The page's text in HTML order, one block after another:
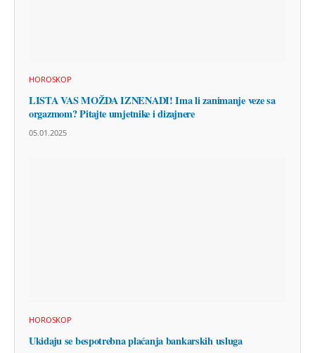
HOROSKOP
LISTA VAS MOŽDA IZNENADI! Ima li zanimanje veze sa
orgazmom? Pitajte umjetnike i dizajnere
05.01.2025
HOROSKOP
Ukidaju se bespotrebna plaćanja bankarskih usluga